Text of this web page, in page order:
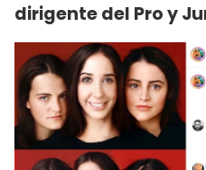
dirigente del Pro y